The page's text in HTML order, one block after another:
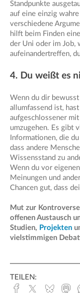
Standpunkte
auf eine einzig
verschiedene
hilft beim Finden
der Uni oder im Job,
aufeinandertreffen,
4. Du weißt es
Wenn du dir
allumfassend ist,
aufgeschlossener
umzugehen. Es gibt
Informationen, die
dass andere
Wissensstand zu
Wenn du vor
Meinungen und
Chancen gut, dass
Mut zur
offenen Austausch
Studien, Projekten
vielstimmigen
TEILEN:
Facebook
x.com